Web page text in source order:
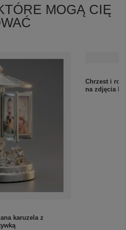
MOGĄ CIĘ
karuzela z
Chrzest i
na zdjęcia